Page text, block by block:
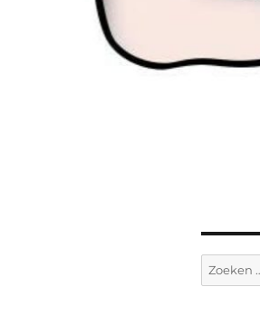
Zoeken
naar: